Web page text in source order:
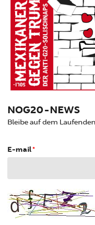
NOG20-NEWS
Bleibe auf dem
E-mail*